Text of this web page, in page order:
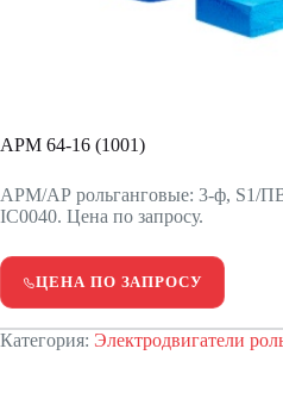
APM 64-16 (1001)
АРМ/АР рольганговые: 3-ф, S1/
IC0040. Цена по запросу.
ЦЕНА ПО ЗАПРОСУ
Категория: Электродвигатели